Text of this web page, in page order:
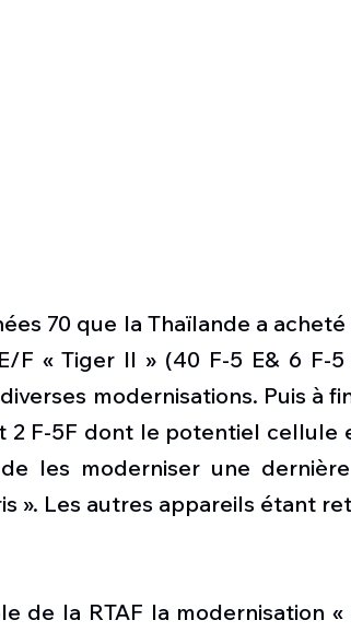
70 que la Thaïlande a
F « Tiger II » (40 F-5 E& 6 F-5
modernisations. Puis à
2 F-5F dont le potentiel
les moderniser une
». Les autres appareils étant
de la RTAF la modernisation «